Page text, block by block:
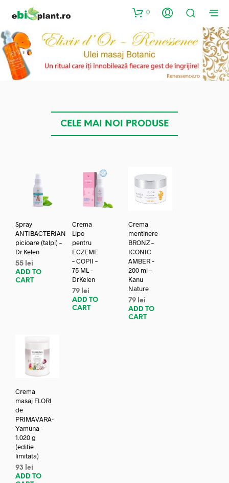
0
CELE MAI NOI PRODUSE
Spray
ANTIBACTERIAN
picioare (talpi) –
Dr.Kelen
55 lei
ADD TO
CART
Crema
Lipo
pentru
ECZEME
– COPII –
75 ML –
DrKelen
79 lei
ADD TO
CART
Crema
mentinere
BRONZ –
ICONIC
AMBER –
200 ml –
Kanu
Nature
79 lei
ADD TO
CART
Crema
masaj FLORI
de
PRIMAVARA-
Yamuna –
1.020 g
(editie
limitata)
93
lei
ADD TO